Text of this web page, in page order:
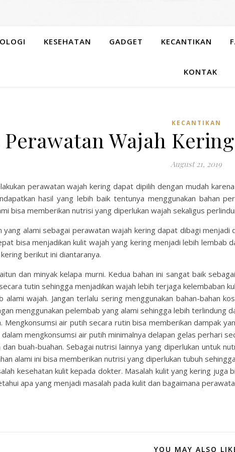
KESEHATAN GADGET KECANTIKAN
KONTAK
KECANTIKAN
Perawatan Wajah
August 21, 2019
perawatan wajah kering dapat dipilih dengan mudah
hasil yang lebih baik tentunya menggunakan bahan
bisa memberikan nutrisi yang diperlukan wajah sekaligus
yang alami sebagai perawatan wajah kering dapat dibagi
bisa menjadikan kulit wajah yang kering menjadi lebih lembab
berikut ini diantaranya.
dan minyak kelapa murni. Kedua bahan ini sangat baik
tutin sehingga menjadikan wajah lebih terjaga kelembaban
alami wajah. Jangan terlalu sering menggunakan bahan-bahan
menggunakan pelembab yang alami sehingga lebih terlindung
Mengkonsumsi air putih secara rutin bisa memberikan dampak
mengkonsumsi air putih minimalnya delapan gelas perhari
buah-buahan. Sebagai nutrisi lainnya yang diperlukan untuk
alami ini bisa memberikan nutrisi yang diperlukan tubuh
kesehatan kulit kepada dokter. Masalah kulit yang kering juga
apa yang menjadi masalah pada kulit dan bagaimana
YOU MAY ALSO